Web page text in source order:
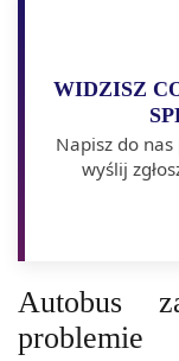
WIDZISZ
Napisz do nas
wyślij
Autobus
problemie